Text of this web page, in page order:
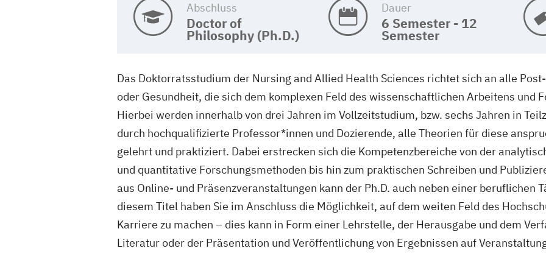
Abschluss
Doctor of
Philosophy (Ph.D.)
Dauer
6 Semester - 12
Semester
Das Doktorratsstudium der Nursing and Allied Health Sciences richtet sich an alle
oder Gesundheit, die sich dem komplexen Feld des wissenschaftlichen Arbeitens und
Hierbei werden innerhalb von drei Jahren im Vollzeitstudium, bzw. sechs Jahren in
durch hochqualifizierte Professor*innen und Dozierende, alle Theorien für diese
gelehrt und praktiziert. Dabei erstrecken sich die Kompetenzbereiche von der
und quantitative Forschungsmethoden bis hin zum praktischen Schreiben und
aus Online- und Präsenzveranstaltungen kann der Ph.D. auch neben einer beruflichen
diesem Titel haben Sie im Anschluss die Möglichkeit, auf dem weiten Feld des
Karriere zu machen – dies kann in Form einer Lehrstelle, der Herausgabe und dem
Literatur oder der Präsentation und Veröffentlichung von Ergebnissen auf